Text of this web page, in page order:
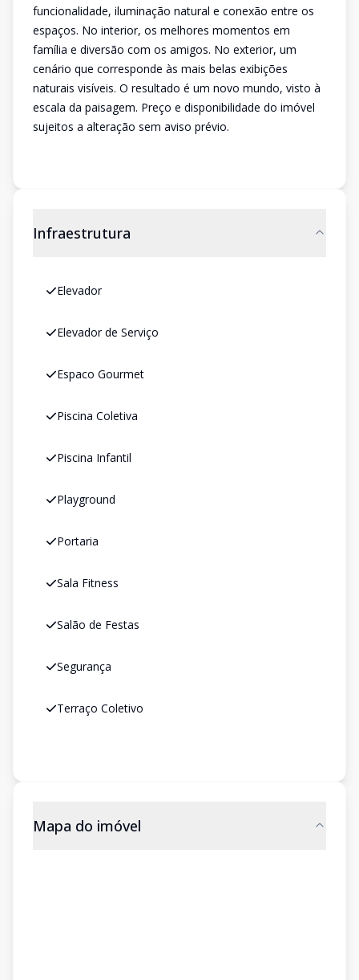
funcionalidade, iluminação natural e conexão entre os
espaços. No interior, os melhores momentos em
família e diversão com os amigos. No exterior, um
cenário que corresponde às mais belas exibições
naturais visíveis. O resultado é um novo mundo, visto à
escala da paisagem. Preço e disponibilidade do imóvel
sujeitos a alteração sem aviso prévio.
Infraestrutura
Elevador
Elevador de Serviço
Espaco Gourmet
Piscina Coletiva
Piscina Infantil
Playground
Portaria
Sala Fitness
Salão de Festas
Segurança
Terraço Coletivo
Mapa do imóvel